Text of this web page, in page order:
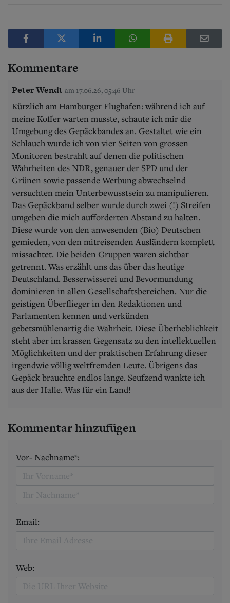
Kommentare
Peter Wendt am 17.06.26, 05:46 Uhr
Kürzlich am Hamburger Flughafen: während ich auf
meine Koffer warten musste, schaute ich mir die
Umgebung des Gepäckbandes an. Gestaltet wie ein
Schlauch wurde ich von vier Seiten von grossen
Monitoren bestrahlt auf denen die politischen
Wahrheiten des NDR, genauer der SPD und der
Grünen sowie passende Werbung abwechselnd
versuchten mein Unterbewusstsein zu manipulieren.
Das Gepäckband selber wurde durch zwei (!) Streifen
umgeben die mich aufforderten Abstand zu halten.
Diese wurde von den anwesenden (Bio) Deutschen
gemieden, von den mitreisenden Ausländern komplett
missachtet. Die beiden Gruppen waren sichtbar
getrennt. Was erzählt uns das über das heutige
Deutschland. Besserwisserei und Bevormundung
dominieren in allen Gesellschaftsbereichen. Nur die
geistigen Überflieger in den Redaktionen und
Parlamenten kennen und verkünden
gebetsmühlenartig die Wahrheit. Diese Überheblichkeit
steht aber im krassen Gegensatz zu den intellektuellen
Möglichkeiten und der praktischen Erfahrung dieser
irgendwie völlig weltfremden Leute. Übrigens das
Gepäck brauchte endlos lange. Seufzend wankte ich
aus der Halle. Was für ein Land!
Kommentar hinzufügen
Vor- Nachname*:
Email:
Web: